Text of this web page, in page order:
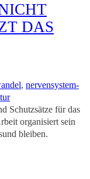
DAS
, nervensystem-
Schutzsätze für das
organisiert sein
bleiben.